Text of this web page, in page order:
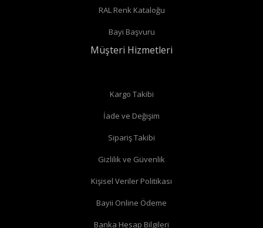
Radyatör borularınız duvardan çıkıyor ve radyatörün arka
düz vanaalabilirsiniz.
Düz radyatör vanalarında
RAL Renk Kataloğu
Bayi Başvuru
Müşteri Hizmetleri
Kargo Takibi
İade ve Değişim
Sipariş Takibi
Gizlilik ve Güvenlik
Kişisel Veriler Politikası
Bayii Online Ödeme
Banka Hesap Bilgileri